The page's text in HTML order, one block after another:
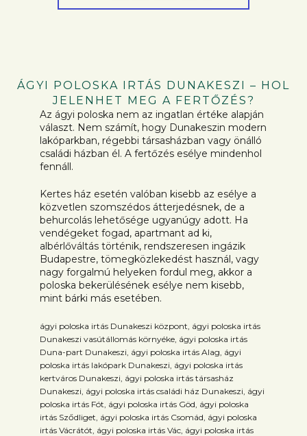
ÁGYI POLOSKA IRTÁS DUNAKESZI – HOL
JELENHET MEG A FERTŐZÉS?
Az ágyi poloska nem az ingatlan értéke alapján
választ. Nem számít, hogy Dunakeszin modern
lakóparkban, régebbi társasházban vagy önálló
családi házban él. A fertőzés esélye mindenhol
fennáll.
Kertes ház esetén valóban kisebb az esélye a
közvetlen szomszédos átterjedésnek, de a
behurcolás lehetősége ugyanúgy adott. Ha
vendégeket fogad, apartmant ad ki,
albérlőváltás történik, rendszeresen ingázik
Budapestre, tömegközlekedést használ, vagy
nagy forgalmú helyeken fordul meg, akkor a
poloska bekerülésének esélye nem kisebb,
mint bárki más esetében.
ágyi poloska irtás Dunakeszi központ, ágyi poloska irtás
Dunakeszi vasútállomás környéke, ágyi poloska irtás
Duna-part Dunakeszi, ágyi poloska irtás Alag, ágyi
poloska irtás lakópark Dunakeszi, ágyi poloska irtás
kertváros Dunakeszi, ágyi poloska irtás társasház
Dunakeszi, ágyi poloska irtás családi ház Dunakeszi, ágyi
poloska irtás Fót, ágyi poloska irtás Göd, ágyi poloska
irtás Sződliget, ágyi poloska irtás Csomád, ágyi poloska
irtás Vácrátót, ágyi poloska irtás Vác, ágyi poloska irtás